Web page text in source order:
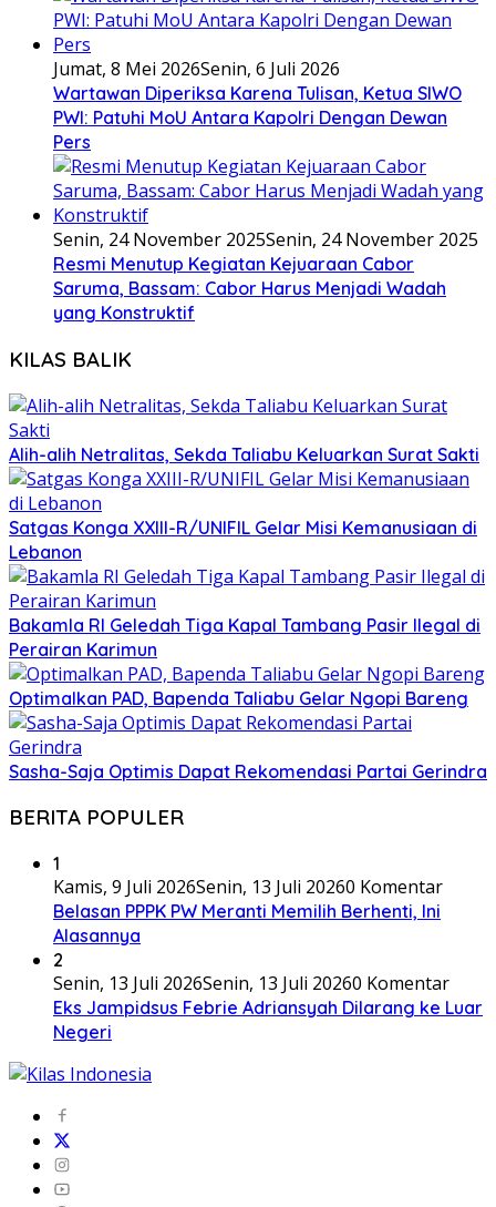
Jumat, 8 Mei 2026Senin, 6 Juli 2026
Wartawan Diperiksa Karena Tulisan, Ketua SIWO
PWI: Patuhi MoU Antara Kapolri Dengan Dewan
Pers
Senin, 24 November 2025Senin, 24 November 2025
Resmi Menutup Kegiatan Kejuaraan Cabor
Saruma, Bassam: Cabor Harus Menjadi Wadah
yang Konstruktif
KILAS BALIK
Alih-alih Netralitas, Sekda Taliabu Keluarkan Surat Sakti
Satgas Konga XXIII-R/UNIFIL Gelar Misi Kemanusiaan di
Lebanon
Bakamla RI Geledah Tiga Kapal Tambang Pasir Ilegal di
Perairan Karimun
Optimalkan PAD, Bapenda Taliabu Gelar Ngopi Bareng
Sasha-Saja Optimis Dapat Rekomendasi Partai Gerindra
BERITA POPULER
1
Kamis, 9 Juli 2026Senin, 13 Juli 20260 Komentar
Belasan PPPK PW Meranti Memilih Berhenti, Ini
Alasannya
2
Senin, 13 Juli 2026Senin, 13 Juli 20260 Komentar
Eks Jampidsus Febrie Adriansyah Dilarang ke Luar
Negeri